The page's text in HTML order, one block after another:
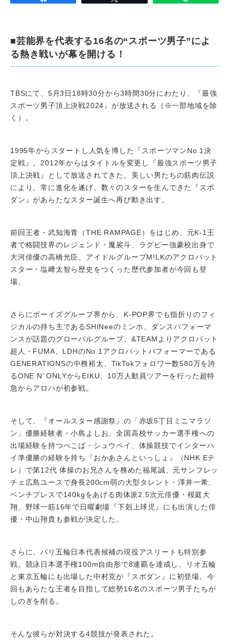
■芸能界を代表する16名の“スポーツ男子”によ
る熱き戦いが幕を開ける！
TBSにて、5月3日18時30分から3時間30分にわたり、『最強
スポーツ男子頂上決戦2024』が放送される（※一部地域を除
く）。
1995年からスタートし人気を博した『スポーツマンNo.1決
定戦』。2012年からはタイトルを変更し『最強スポーツ男子
頂上決戦』として放送されてきた。美しい男たちの筋肉伝説
により、常に進化を遂げ、数々のスターを生んできた『スポ
ダン』があらたなスター誕生へ再び動き出す。
前回王者・武知海青（THE RAMPAGE）をはじめ、元K-1王
者で格闘技界のレジェンド・魔裟斗、ラグビー強豪校出身で
大河俳優の高橋光臣、アイドルグループM!LKのアクロバット
スター・塩﨑太智ら歴史をつくった歴代参加者が今回も登
場。
さらにボーイズグループ界から、K-POP界でも指折りのフィ
ジカルの持ち主であるSHINeeのミンホ、ダンスパフォーマ
ンスが話題のグローバルグループ、&TEAMよりアクロバット
超人・FUMA、LDHのNo.1アクロバットパフォーマーである
GENERATIONSの中務裕太、TikTokフォロワー数580万を誇
るONE N’ ONLYからEIKU、10万人動員ツアーを行った超特
急からアロハが初参戦。
そして、『オールスター感謝祭』の「赤坂5丁目ミニマラソ
ン」優勝経験者・小島よしお、全国高校サッカー選手権への
出場経験を持つぺこぱ・シュウペイ、体操競技でインターハ
イ準優勝の経験を持ち『おかあさんといっしょ』（NHK Eテ
レ）で第12代 体操のお兄さんを務めた福尾誠、元サンフレッ
チェ広島ユースで身長200cm弱の大型タレント・澤井一希、
ベンチプレスで140kgをあげる肉体派2.5次元俳優・桜庭大
翔、野球一筋16年で日曜劇場『下剋上球児』にも出演した俳
優・中山翔貴も参戦が決定した。
さらに、パリ五輪日本代表候補の現役アスリートも特別参
戦。競泳日本選手権100m自由形で8連覇を達成し、リオ五輪
と東京五輪にも出場した中村克が『スポダン』に初登場。今
回もあらたな王者を目指して総勢16名のスポーツ男子たちが
しのぎを削る。
そんな彼らが対決する4競技が発表された。